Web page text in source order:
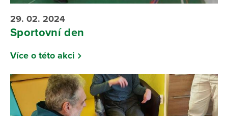
29. 02. 2024
Sportovní den
Více o této akci